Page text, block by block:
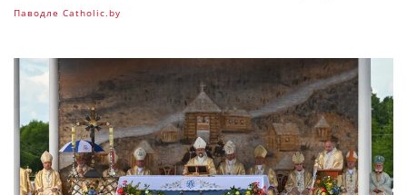
Паводле Catholic.by